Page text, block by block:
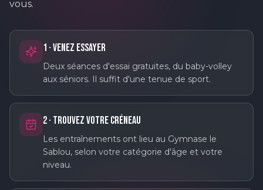
vous.
1 · Venez essayer
Deux séances d'essai gratuites, du baby-volley
aux séniors. Il suffit d'une tenue de sport.
2 · Trouvez votre créneau
Les entraînements ont lieu au Gymnase le
Sablou, selon votre catégorie d'âge et votre
niveau.